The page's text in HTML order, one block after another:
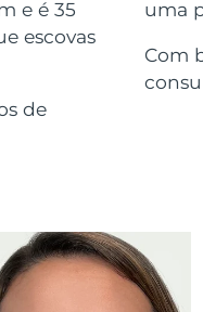
e é 35
escovas
de
uma
Com
10/08/2026
prevista09/08/2026
prevista 08/08/2026